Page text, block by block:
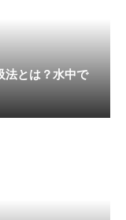
法とは？水中で